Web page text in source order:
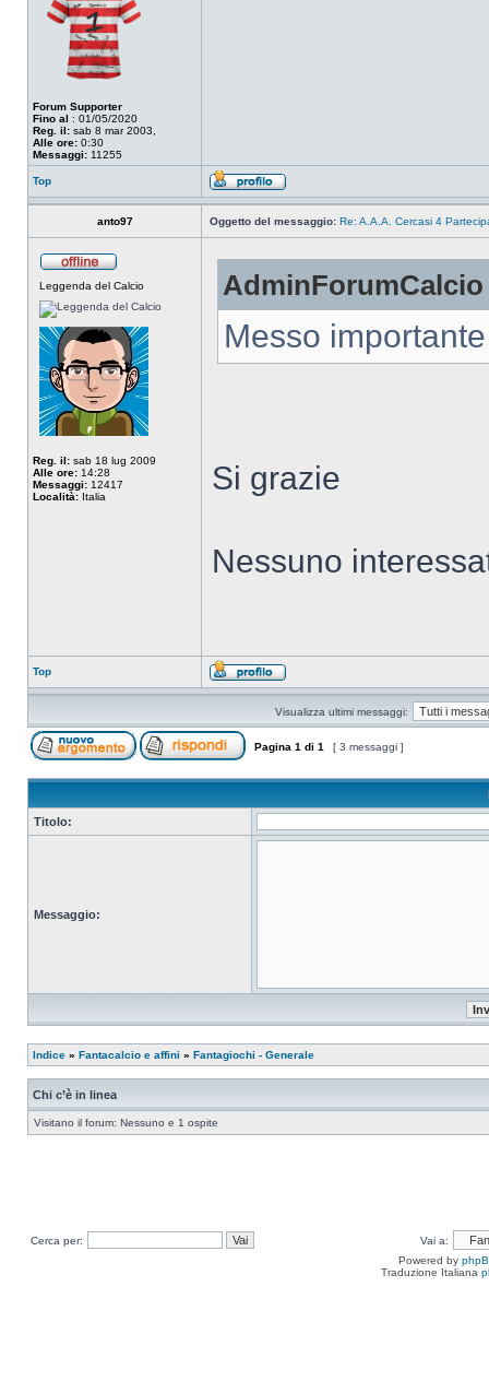
Forum Supporter
Fino al : 01/05/2020
Reg. il: sab 8 mar 2003,
Alle ore: 0:30
Messaggi: 11255
Top
anto97 Oggetto del messaggio: Re: A.A.A. Cercasi 4
Leggenda del Calcio
Reg. il: sab 18 lug 2009
Alle ore: 14:28
Messaggi: 12417
Località: Italia
Messo
Si grazie
Nessuno
Top
Visualizza ultimi messaggi:
Pagina 1 di 1 [ 3 messaggi ]
Titolo:
Messaggio:
Indice » Fantacalcio e affini » Fantagiochi - Generale
Chi c’è in linea
Visitano il forum: Nessuno e 1 ospite
Cerca per:
Vai a:
Powered by
Traduzione Italiana